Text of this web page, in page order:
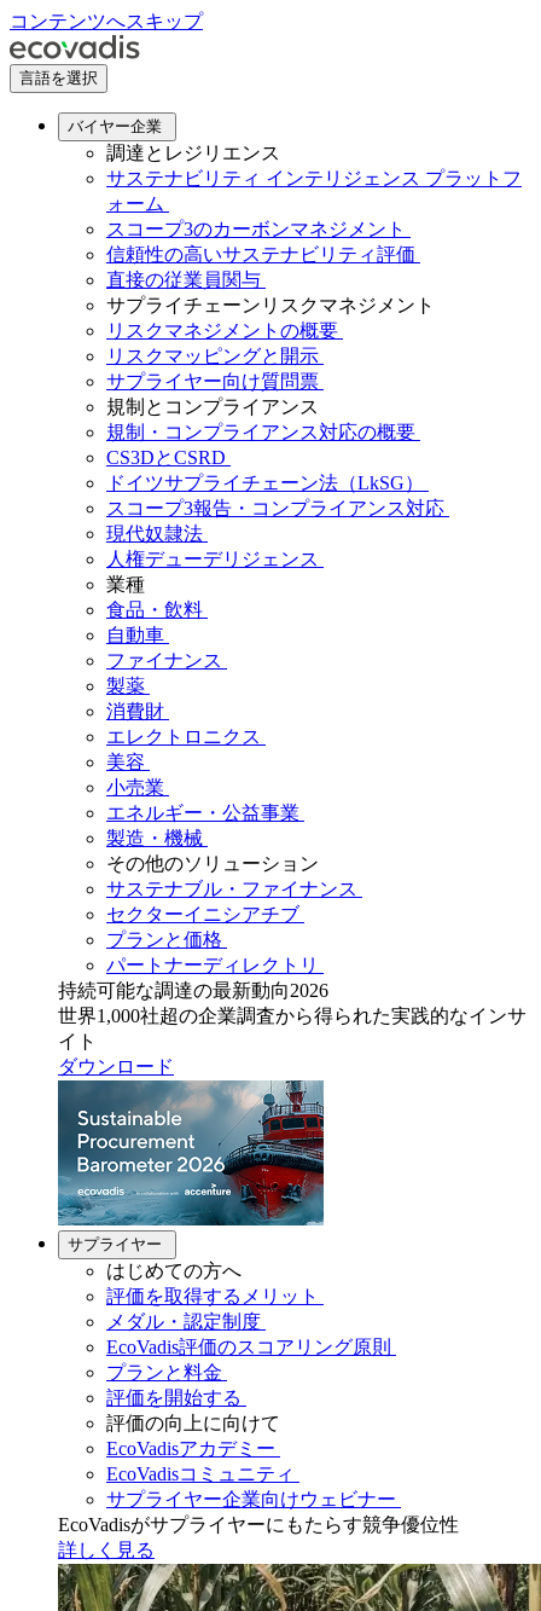
コンテンツへスキップ
言語を選択
バイヤー企業
調達とレジリエンス
サステナビリティ インテリジェンス プラットフ
ォーム
スコープ3のカーボンマネジメント
信頼性の高いサステナビリティ評価
直接の従業員関与
サプライチェーンリスクマネジメント
リスクマネジメントの概要
リスクマッピングと開示
サプライヤー向け質問票
規制とコンプライアンス
規制・コンプライアンス対応の概要
CS3DとCSRD
ドイツサプライチェーン法（LkSG）
スコープ3報告・コンプライアンス対応
現代奴隷法
人権デューデリジェンス
業種
食品・飲料
自動車
ファイナンス
製薬
消費財
エレクトロニクス
美容
小売業
エネルギー・公益事業
製造・機械
その他のソリューション
サステナブル・ファイナンス
セクターイニシアチブ
プランと価格
パートナーディレクトリ
持続可能な調達の最新動向2026
世界1,000社超の企業調査から得られた実践的なインサ
イト
ダウンロード
サプライヤー
はじめての方へ
評価を取得するメリット
メダル・認定制度
EcoVadis評価のスコアリング原則
プランと料金
評価を開始する
評価の向上に向けて
EcoVadisアカデミー
EcoVadisコミュニティ
サプライヤー企業向けウェビナー
EcoVadisがサプライヤーにもたらす競争優位性
詳しく見る